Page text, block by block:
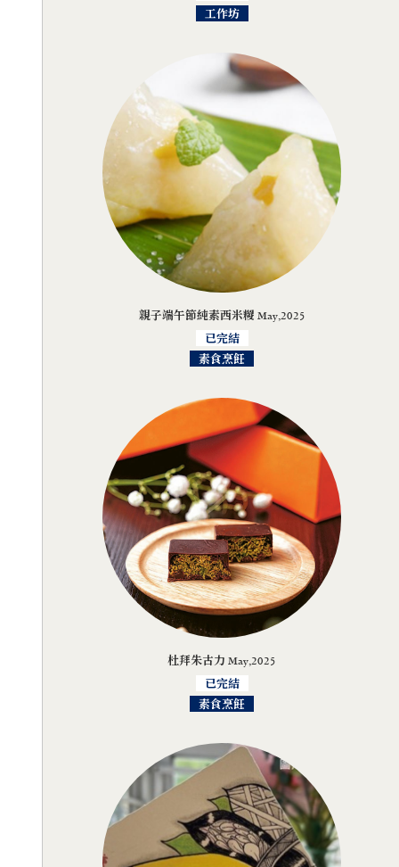
工作坊
親子端午節純素西米糉 May,2025
已完結
素食烹飪
杜拜朱古力 May,2025
已完結
素食烹飪